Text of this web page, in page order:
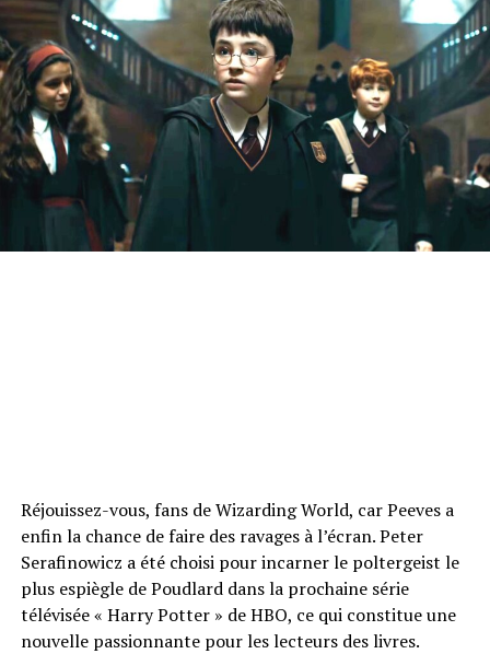
Réjouissez-vous, fans de Wizarding World, car Peeves a
enfin la chance de faire des ravages à l’écran. Peter
Serafinowicz a été choisi pour incarner le poltergeist le
plus espiègle de Poudlard dans la prochaine série
télévisée « Harry Potter » de HBO, ce qui constitue une
nouvelle passionnante pour les lecteurs des livres.